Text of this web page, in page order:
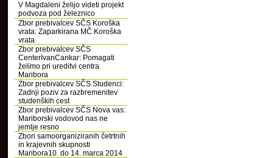
V Magdaleni želijo videti projekt
podvoza pod železnico
Zbor prebivalcev SČS Koroška
vrata: Zaparkirana MČ Koroška
vrata
Zbor prebivalcev SČS
CenterIvanCankar: Pomagati
želimo pri ureditvi centra
Maribora
Zbor prebivalcev SČS Studenci:
Zadnji poziv za razbremenitev
studenških cest
Zbor prebivalcev SČS Nova vas:
Mariborski vodovod nas ne
jemlje resno
Zbori samoorganiziranih četrtnih
in krajevnih skupnosti
Maribora10. do 14. marca 2014